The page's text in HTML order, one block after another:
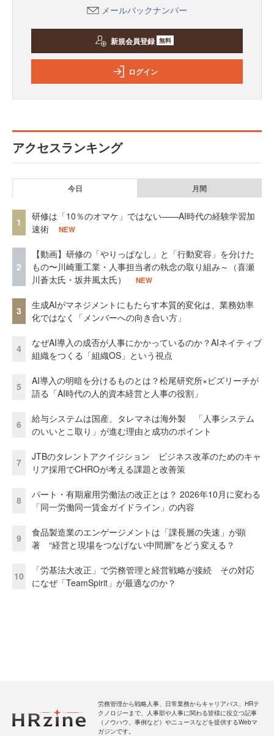
メールバックナンバー
新規会員登録 無料
ログイン
アクセスランキング
今日 月間
1
研修は「10％のオマケ」ではない——AI時代の経験学習加
速術
NEW
2
【動画】研修の「やりっぱなし」と「行動変容」を分けた
もの〜川崎重工業・人事担当者の執念の取り組み～（喜瀬
川蒼太氏・坂井風太氏）
NEW
3
生成AIがマネジメントにもたらす本質的変化は、業務効率
化ではなく「メンバーへの向き合い方」
4
なぜAI導入の成否が人事にかかっているのか？AIネイティブ
組織をつくる「組織OS」という視点
5
AI導入の明暗を分けるものとは？松尾研究所×ビズリーチが
語る「AI時代の人的資本経営と人事の役割」
6
給与システムは国産、タレマネは海外製 「人事システム
のいいとこ取り」が進む理由と成功のポイント
7
JTBのタレントアクイジション ビジネス改革のためのキャ
リア採用でCHROが考える課題と改善策
8
パート・有期雇用労働法の改正とは？ 2026年10月に変わる
「同一労働同一賃金ガイドライン」の内容
9
食品製造業のエンゲージメントは「課長層の失速」が顕
著 “経営と現場をつなげない中間層”をどう変える？
10
「労基法大改正」で労務管理と経営戦略が接続 その対応
になぜ「TeamSpirit」が最適なのか？
労務管理から戦略人事、日常業務からキャリアパス、HRテ
クノロジーまで、人事部や人事に関わる皆様に役立つ記事
（ノウハウ、事例など）やニュースなどを提供するWebマ
ガジンです。